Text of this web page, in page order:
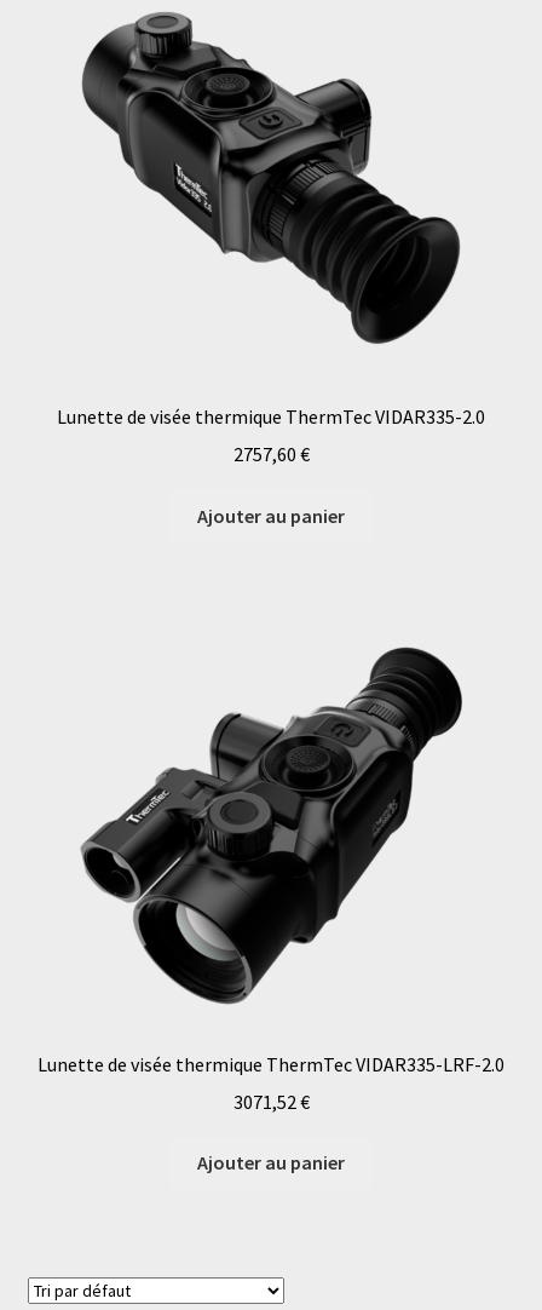
Lunette de visée thermique ThermTec VIDAR335-2.0
2757,60 €
Ajouter au panier
Lunette de visée thermique ThermTec VIDAR335-LRF-2.0
3071,52 €
Ajouter au panier